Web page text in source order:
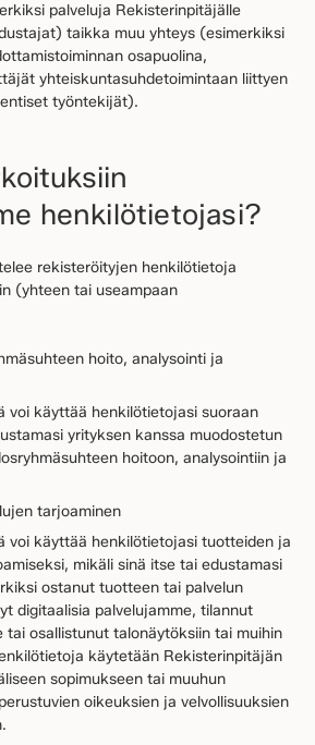
palveluja Rekisterinpitäjälle
taikka muu yhteys (esimerkiksi
osapuolina,
yhteiskuntasuhdetoimintaan liittyen
työntekijät).
henkilötietojasi?
rekisteröityjen henkilötietoja
(yhteen tai useampaan
hoito, analysointi ja
voi käyttää henkilötietojasi suoraan
yrityksen kanssa muodostetun
hoitoon, analysointiin ja
tarjoaminen
voi käyttää henkilötietojasi tuotteiden ja
mikäli sinä itse tai edustamasi
ostanut tuotteen tai palvelun
digitaalisia palvelujamme, tilannut
tai osallistunut talonäytöksiin tai muihin
käytetään Rekisterinpitäjän
sopimukseen tai muuhun
oikeuksien ja velvollisuuksien